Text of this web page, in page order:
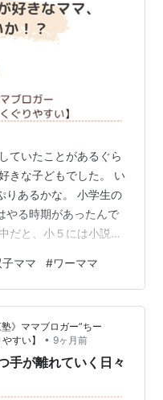
ていたことがあるぐら
きな子どもでした。 い
りあるかな。 小学生の
やる時期があったんで
だと、小５には小説を
た、小説を自主的に
たことなどは一度もな
は、 オリジナルだけじ
友だちと書いて見せ
します。 とにかく、想
子ママ #ワーママ
》ママブロガー”ちー
すい】
• 9ヶ月前
手が離れていく日々